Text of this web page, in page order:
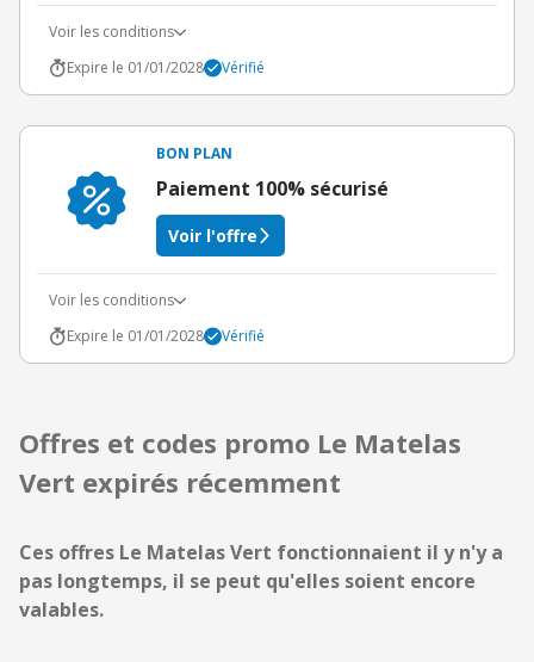
Voir les conditions
Expire le 01/01/2028
Vérifié
BON PLAN
Paiement 100% sécurisé
Voir l'offre
Voir les conditions
Expire le 01/01/2028
Vérifié
Offres et codes promo Le Matelas
Vert expirés récemment
Ces offres Le Matelas Vert fonctionnaient il y n'y a
pas longtemps, il se peut qu'elles soient encore
valables.